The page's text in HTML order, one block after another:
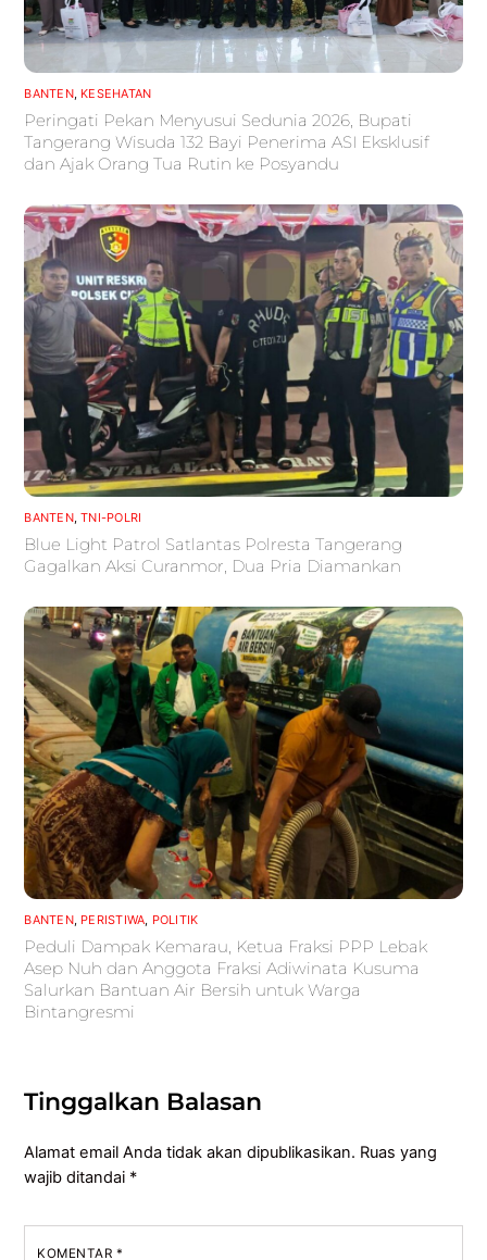
BANTEN, KESEHATAN
Peringati Pekan Menyusui Sedunia 2026, Bupati
Tangerang Wisuda 132 Bayi Penerima ASI Eksklusif
dan Ajak Orang Tua Rutin ke Posyandu
BANTEN,TNI-POLRI
Blue Light Patrol Satlantas Polresta Tangerang
Gagalkan Aksi Curanmor, Dua Pria Diamankan
BANTEN, PERISTIWA, POLITIK
Peduli Dampak Kemarau, Ketua Fraksi PPP Lebak
Asep Nuh dan Anggota Fraksi Adiwinata Kusuma
Salurkan Bantuan Air Bersih untuk Warga
Bintangresmi
Tinggalkan Balasan
Alamat email Anda tidak akan dipublikasikan. Ruas yang
wajib ditandai *
KOMENTAR *